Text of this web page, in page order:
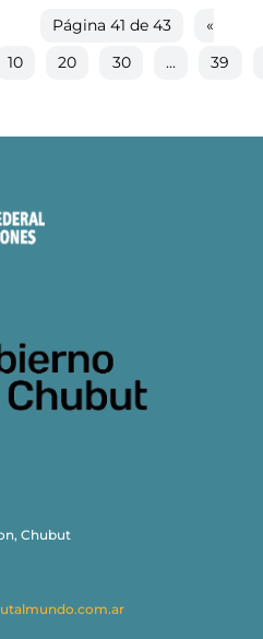
Página 41 de 43
«
10 20 30 ... 39
Chubut